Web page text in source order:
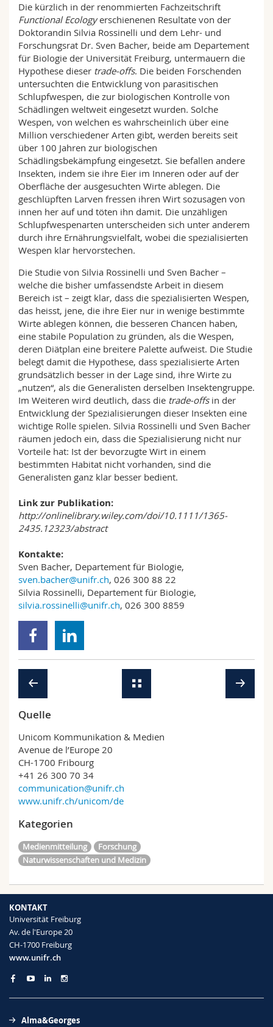
Die kürzlich in der renommierten Fachzeitschrift
Functional Ecologyerschienenen Resultate von der
Doktorandin Silvia Rossinelli und dem Lehr- und
Forschungsrat Dr. Sven Bacher, beide am Departement
für Biologie der Universität Freiburg, untermauern die
Hypothese dieser trade-offs. Die beiden Forschenden
untersuchten die Entwicklung von parasitischen
Schlupfwespen, die zur biologischen Kontrolle von
Schädlingen weltweit eingesetzt wurden. Solche
Wespen, von welchen es wahrscheinlich über eine
Million verschiedener Arten gibt, werden bereits seit
über 100 Jahren zur biologischen
Schädlingsbekämpfung eingesetzt. Sie befallen andere
Insekten, indem sie ihre Eier im Inneren oder auf der
Oberfläche der ausgesuchten Wirte ablegen. Die
geschlüpften Larven fressen ihren Wirt sozusagen von
innen her auf und töten ihn damit. Die unzähligen
Schlupfwespenarten unterscheiden sich unter anderem
durch ihre Ernährungsvielfalt, wobei die spezialisierten
Wespen klar hervorstechen.
Die Studie von Silvia Rossinelli und Sven Bacher –
welche die bisher umfassendste Arbeit in diesem
Bereich ist – zeigt klar, dass die spezialisierten Wespen,
das heisst, jene, die ihre Eier nur in wenige bestimmte
Wirte ablegen können, die besseren Chancen haben,
eine stabile Population zu gründen, als die Wespen,
deren Diätplan eine breitere Palette aufweist. Die Studie
belegt damit die Hypothese, dass spezialisierte Arten
grundsätzlich besser in der Lage sind, ihre Wirte zu
„nutzen“, als die Generalisten derselben Insektengruppe.
Im Weiteren wird deutlich, dass die trade-offsin der
Entwicklung der Spezialisierungen dieser Insekten eine
wichtige Rolle spielen. Silvia Rossinelli und Sven Bacher
räumen jedoch ein, dass die Spezialisierung nicht nur
Vorteile hat: Ist der bevorzugte Wirt in einem
bestimmten Habitat nicht vorhanden, sind die
Generalisten ganz klar besser bedient.
Link zur Publikation:
http://onlinelibrary.wiley.com/doi/10.1111/1365-
2435.12323/abstract
Kontakte:
Sven Bacher, Departement für Biologie,
sven.bacher@unifr.ch, 026 300 88 22
Silvia Rossinelli, Departement für Biologie,
silvia.rossinelli@unifr.ch, 026 300 8859
Quelle
Unicom Kommunikation & Medien
Avenue de l’Europe 20
CH-1700 Fribourg
+41 26 300 70 34
communication@unifr.ch
www.unifr.ch/unicom/de
Kategorien
Medienmitteilung
Forschung
Naturwissenschaften und Medizin
KONTAKT
Universität Freiburg
Av. de l'Europe 20
CH-1700 Freiburg
www.unifr.ch
Alma&Georges